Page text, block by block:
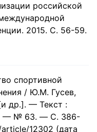
российской
2015. С. 56-59.
спортивной
/ Ю.М. Гусев,
др.]. — Текст :
— № 63. — С. 386-
12302 (дата